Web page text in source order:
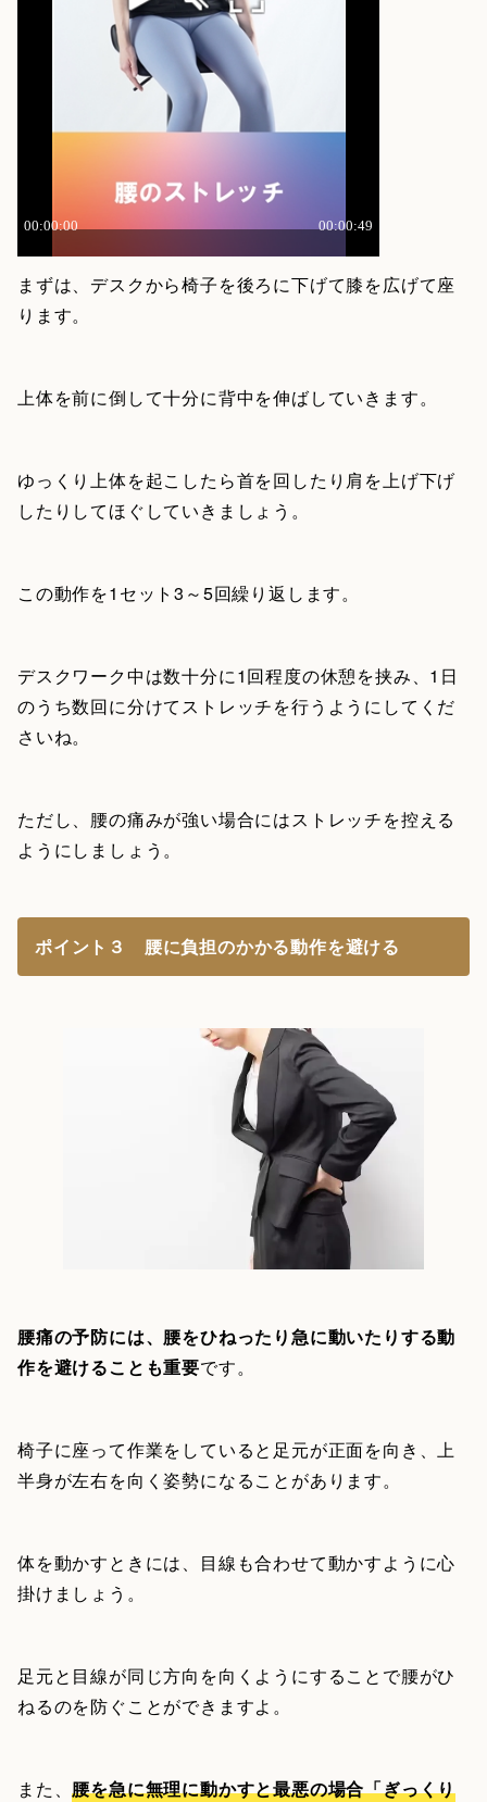
まずは、デスクから椅子を後ろに下げて膝を広げて座
ります。
上体を前に倒して十分に背中を伸ばしていきます。
ゆっくり上体を起こしたら首を回したり肩を上げ下げ
したりしてほぐしていきましょう。
この動作を1セット3～5回繰り返します。
デスクワーク中は数十分に1回程度の休憩を挟み、1日
のうち数回に分けてストレッチを行うようにしてくだ
さいね。
ただし、腰の痛みが強い場合にはストレッチを控える
ようにしましょう。
ポイント３ 腰に負担のかかる動作を避ける
腰痛の予防には、腰をひねったり急に動いたりする動
作を避けることも重要です。
椅子に座って作業をしていると足元が正面を向き、上
半身が左右を向く姿勢になることがあります。
体を動かすときには、目線も合わせて動かすように心
掛けましょう。
足元と目線が同じ方向を向くようにすることで腰がひ
ねるのを防ぐことができますよ。
また、腰を急に無理に動かすと最悪の場合「ぎっくり